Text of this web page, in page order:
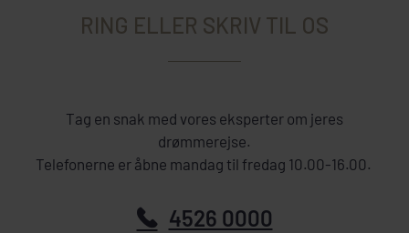
RING ELLER SKRIV TIL OS
Tag en snak med vores eksperter om jeres
drømmerejse.
Telefonerne er åbne mandag til fredag 10.00-16.00.
4526 0000